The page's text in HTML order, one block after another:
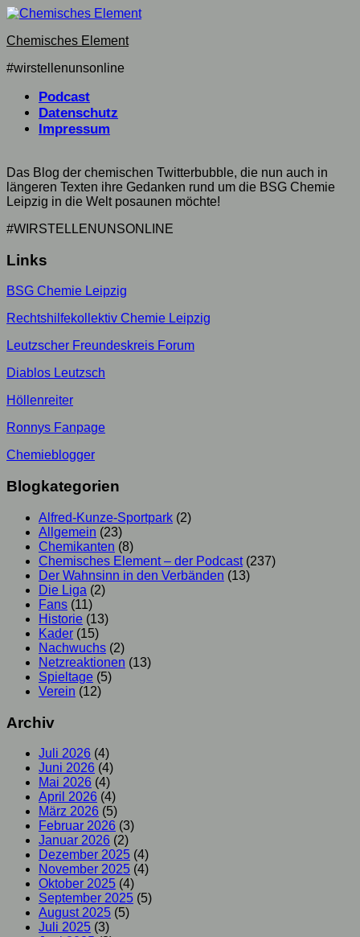
Skip
content
Chemisches Element
#wirstellenunsonline
Podcast
Datenschutz
Impressum
Das Blog der chemischen Twitterbubble, die nun auch in
längeren Texten ihre Gedanken rund um die BSG Chemie
Leipzig in die Welt posaunen möchte!
#WIRSTELLENUNSONLINE
Links
BSG Chemie Leipzig
Rechtshilfekollektiv Chemie Leipzig
Leutzscher Freundeskreis Forum
Diablos Leutzsch
Höllenreiter
Ronnys Fanpage
Chemieblogger
Blogkategorien
Alfred-Kunze-Sportpark (2)
Allgemein (23)
Chemikanten (8)
Chemisches Element – der Podcast(237)
Der Wahnsinn in den Verbänden (13)
Die Liga (2)
Fans (11)
Historie (13)
Kader (15)
Nachwuchs (2)
Netzreaktionen (13)
Spieltage (5)
Verein (12)
Archiv
Juli 2026 (4)
Juni 2026 (4)
Mai 2026 (4)
April 2026 (4)
März 2026 (5)
Februar 2026 (3)
Januar 2026 (2)
Dezember 2025 (4)
November 2025 (4)
Oktober 2025 (4)
September 2025 (5)
August 2025 (5)
Juli 2025 (3)